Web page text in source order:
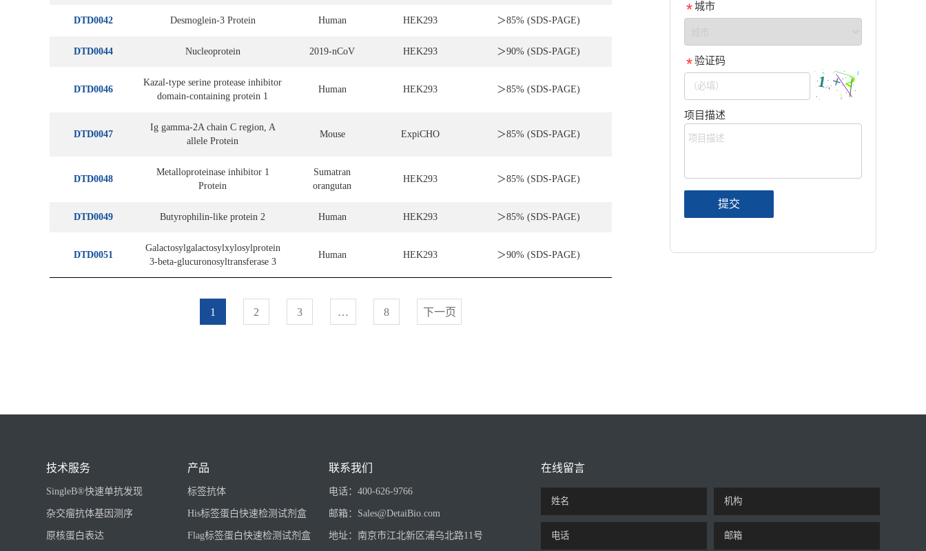
DTD0042 Desmoglein-3 Protein Human HEK293 ＞85% (SDS-PAGE)
DTD0044 Nucleoprotein 2019-nCoV HEK293 ＞90% (SDS-PAGE)
DTD0046
Kazal-type serine protease inhibitor
domain-containing protein 1
Human HEK293 ＞85% (SDS-PAGE)
DTD0047
Ig gamma-2A chain C region, A
allele Protein
Mouse ExpiCHO ＞85% (SDS-PAGE)
DTD0048
Metalloproteinase inhibitor 1
Protein
Sumatran
orangutan
HEK293 ＞85% (SDS-PAGE)
DTD0049 Butyrophilin-like protein 2 Human HEK293 ＞85% (SDS-PAGE)
DTD0051
Galactosylgalactosylxylosylprotein
3-beta-glucuronosyltransferase 3
Human HEK293 ＞90% (SDS-PAGE)
1 2 3 … 8 下一页
城市
验证码
项目描述
提交
技术服务
SingleB®快速单抗发现
杂交瘤抗体基因测序
原核蛋白表达
产品
标签抗体
His标签蛋白快速检测试剂盒
Flag标签蛋白快速检测试剂盒
联系我们
电话： 400-626-9766
邮箱： Sales@DetaiBio.com
地址： 南京市江北新区浦乌北路11号
在线留言